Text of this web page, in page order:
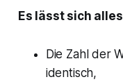
Es lässt sich
Die Zahl der
identisch,